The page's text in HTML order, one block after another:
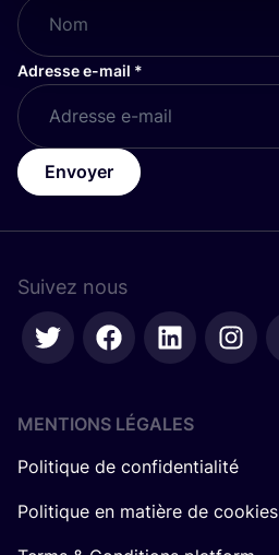
Adresse e-mail *
Envoyer
Suivez nous
MENTIONS LÉGALES
Politique de confidentialité
Politique en matière de cookies